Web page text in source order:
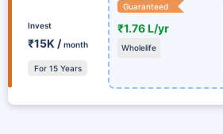
Invest
₹15K /month
For 15 Years
Guaranteed
₹1.76 L/yr
Wholelife